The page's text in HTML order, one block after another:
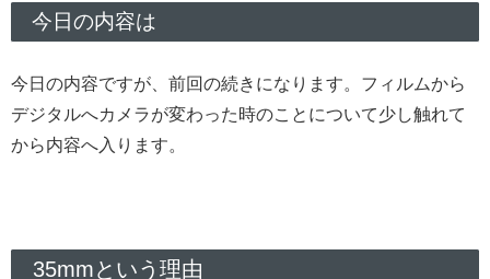
今日の内容は
今日の内容ですが、前回の続きになります。フィルムから
デジタルへカメラが変わった時のことについて少し触れて
から内容へ入ります。
35mmという理由